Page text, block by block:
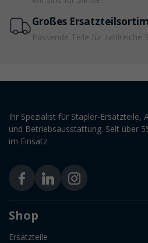
Großes
Passende Teile für zahlreiche
Ihr Spezialist für Stapler-Ersatzteile,
und Betriebsausstattung. Selt über
im Einsatz.
Shop
Ersatzteile